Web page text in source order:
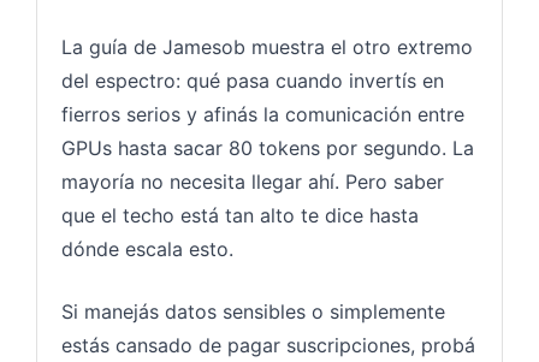
La guía de Jamesob muestra el otro extremo
del espectro: qué pasa cuando invertís en
fierros serios y afinás la comunicación entre
GPUs hasta sacar 80 tokens por segundo. La
mayoría no necesita llegar ahí. Pero saber
que el techo está tan alto te dice hasta
dónde escala esto.
Si manejás datos sensibles o simplemente
estás cansado de pagar suscripciones, probá